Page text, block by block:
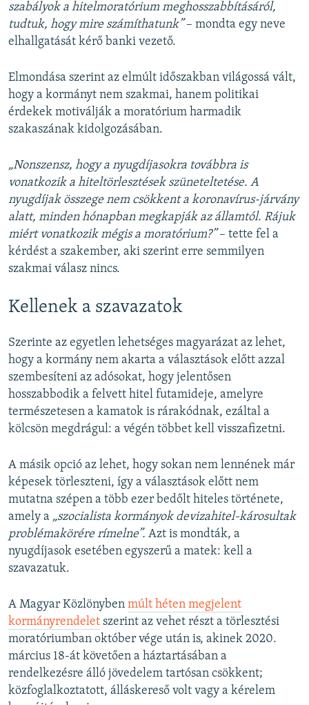
szabályok a hitelmoratórium meghosszabbításáról,
tudtuk, hogy mire számíthatunk”– mondta egy neve
elhallgatását kérő banki vezető.
Elmondása szerint az elmúlt időszakban világossá vált,
hogy a kormányt nem szakmai, hanem politikai
érdekek motiválják a moratórium harmadik
szakaszának kidolgozásában.
„Nonszensz, hogy a nyugdíjasokra továbbra is
vonatkozik a hiteltörlesztések szüneteltetése. A
nyugdíjak összege nem csökkent a koronavírus-járvány
alatt, minden hónapban megkapják az államtól. Rájuk
miért vonatkozik mégis a moratórium?”– tette fel a
kérdést a szakember, aki szerint erre semmilyen
szakmai válasz nincs.
Kellenek a szavazatok
Szerinte az egyetlen lehetséges magyarázat az lehet,
hogy a kormány nem akarta a választások előtt azzal
szembesíteni az adósokat, hogy jelentősen
hosszabbodik a felvett hitel futamideje, amelyre
természetesen a kamatok is rárakódnak, ezáltal a
kölcsön megdrágul: a végén többet kell visszafizetni.
A másik opció az lehet, hogy sokan nem lennének már
képesek törleszteni, így a választások előtt nem
mutatna szépen a több ezer bedőlt hiteles története,
amely a „szocialista kormányok devizahitel-károsultak
problémakörére rímelne”. Azt is mondták, a
nyugdíjasok esetében egyszerű a matek: kell a
szavazatuk.
A Magyar Közlönyben múlt héten megjelent
kormányrendelet szerint az vehet részt a törlesztési
moratóriumban október vége után is, akinek 2020.
március 18-át követően a háztartásában a
rendelkezésre álló jövedelem tartósan csökkent;
közfoglalkoztatott, álláskereső volt vagy a kérelem